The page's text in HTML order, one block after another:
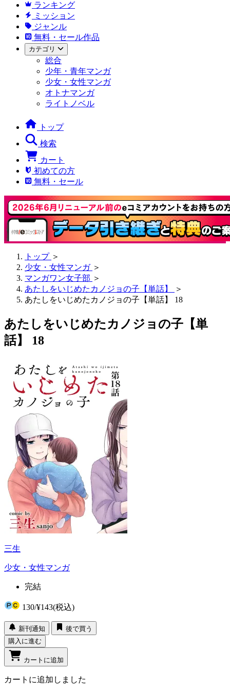
ランキング
ミッション
ジャンル
無料・セール作品
カテゴリ
総合
少年・青年マンガ
少女・女性マンガ
オトナマンガ
ライトノベル
トップ
検索
カート
初めての方
無料・セール
トップ ＞
少女・女性マンガ ＞
マンガワン女子部 ＞
あたしをいじめたカノジョの子【単話】
＞
あたしをいじめたカノジョの子【単話】 18
あたしをいじめたカノジョの子【単
話】 18
三生
少女・女性マンガ
完結
130/¥143(税込)
新刊通知
後で買う
購入に進む
カートに追加
カートに追加しました